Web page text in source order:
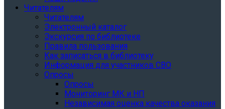
Читателям
Читателям
Электронный каталог
Экскурсия по библиотеке
Правила пользования
Как записаться в библиотеку
Информация для участников СВО
Опросы
Опросы
Мониторинг МК и НП
Независимая оценка качества оказания